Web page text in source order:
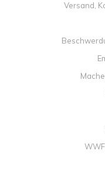
Versand,